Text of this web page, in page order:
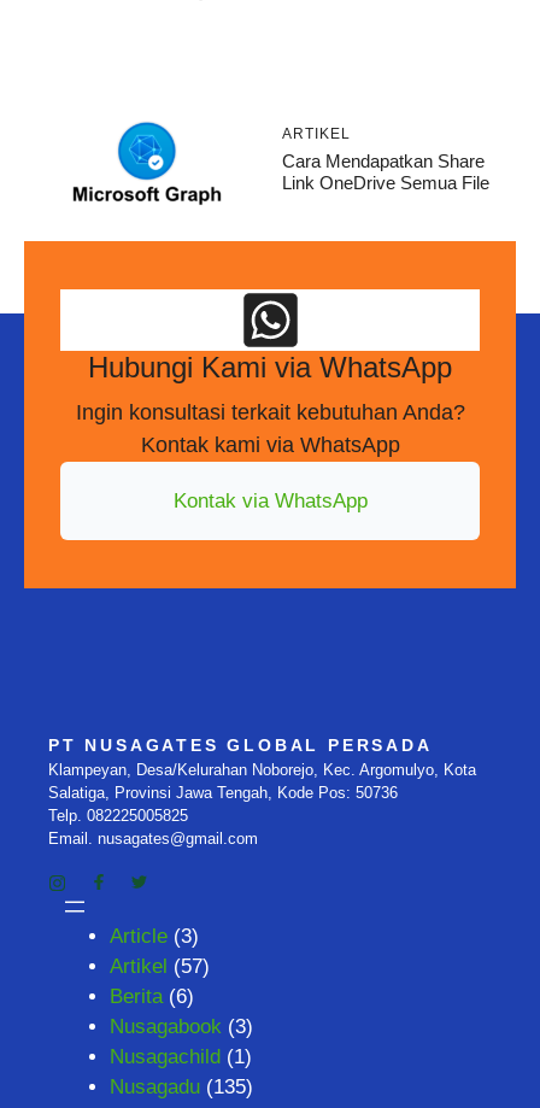
ARTIKEL
Cara Mendapatkan Share
Link OneDrive Semua File
Hubungi Kami via WhatsApp
Ingin konsultasi terkait kebutuhan Anda?
Kontak kami via WhatsApp
Kontak via WhatsApp
PT NUSAGATES GLOBAL PERSADA
Klampeyan, Desa/Kelurahan Noborejo, Kec. Argomulyo, Kota
Salatiga, Provinsi Jawa Tengah, Kode Pos: 50736
Telp. 082225005825
Email. nusagates@gmail.com
Article (3)
Artikel (57)
Berita (6)
Nusagabook (3)
Nusagachild (1)
Nusagadu (135)